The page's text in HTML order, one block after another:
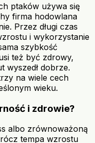
ptaków używa się
firma hodowlana
Przez długi czas
i wykorzystanie
szybkość
też być zdrowy,
wyszedł dobrze.
na wiele cech
wieku.
i zdrowie?
albo zrównoważoną
tempa wzrostu